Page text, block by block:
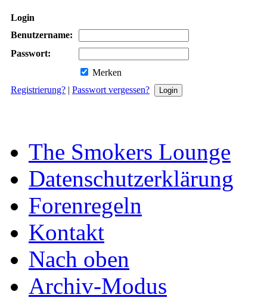
Login
Benutzername:
Passwort:
Merken
Registrierung? | Passwort vergessen?
The Smokers Lounge
Datenschutzerklärung
Forenregeln
Kontakt
Nach oben
Archiv-Modus